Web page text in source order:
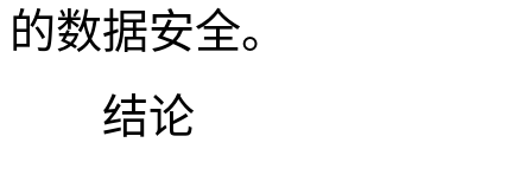
的数据安全。
结论